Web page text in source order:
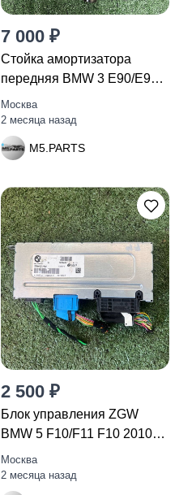
7 000 ₽
Стойка амортизатора
передняя BMW 3 E90/E91
рест.
Москва
2 месяца назад
M5.PARTS
2 500 ₽
Блок управления ZGW
BMW 5 F10/F11 F10 2010
9236462
Москва
2 месяца назад